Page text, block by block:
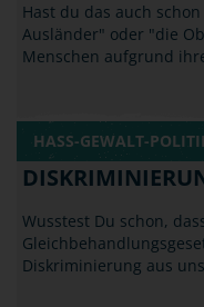
Hast du das auch
Ausländer" oder "die
Menschen aufgrund
HASS-GEWALT-
Wusstest Du schon,
Diskriminierung aus